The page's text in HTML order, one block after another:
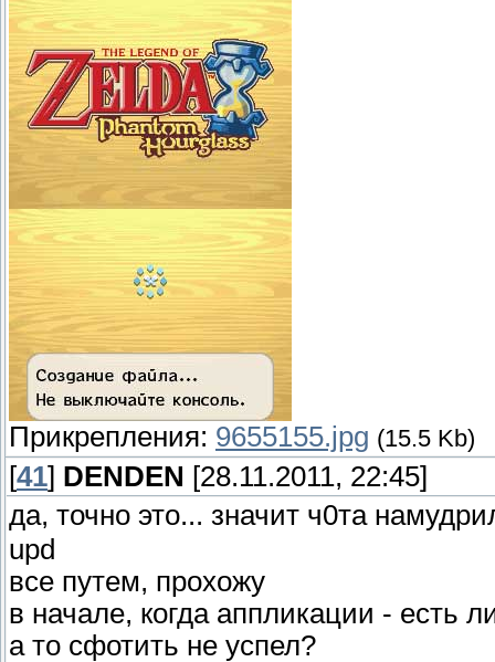
Прикрепления: 9655155.jpg (15.5 Kb)
[41] DENDEN [28.11.2011, 22:45]
да, точно это... значит ч0та
upd
все путем, прохожу
в начале, когда аппликации - есть
а то сфотить не успел?